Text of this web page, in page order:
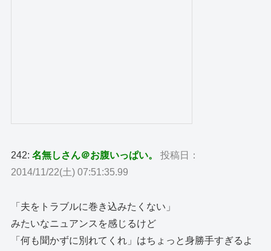
242:名無しさん＠お腹いっぱい。
投稿日：
2014/11/22(土) 07:51:35.99
「夫をトラブルに巻き込みたくない」
みたいなニュアンスを感じるけど
「何も聞かずに別れてくれ」はちょっと身勝手すぎるよ